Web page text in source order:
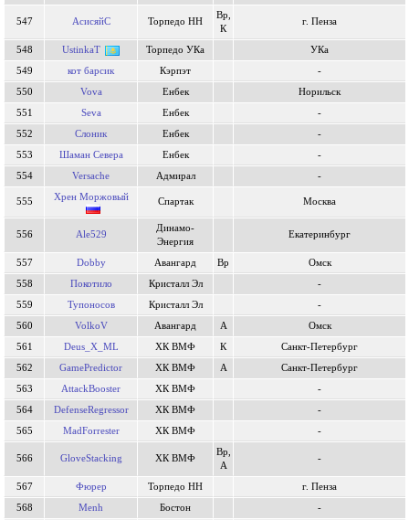
547 АсисяйC Торпедо НН
Вр,
К
г. Пенза
548 UstinkaT Торпедо УКа
УКа
549
кот барсик Кэрпэт
-
550
Vova Енбек
Норильск
551
Seva Енбек
-
552
Слoник Енбек
-
553
Шaман Севера Енбек
-
554
Versache Адмирал -
555 Хрен Моржовый Спартак Москва
556 Ale529
Динамо-
Энергия
Екатеринбург
557 Dobby Авангард Вр
Омск
558
Покотило Кристалл Эл
-
559
Тупоносов Кристалл Эл
-
560
VolkoV Авангард А
Омск
561
Deus_X_ML ХК ВМФ К
Санкт-Петербург
562
GamePredictor ХК ВМФ А
Санкт-Петербург
563
AttackBooster ХК ВМФ
-
564
DefenseRegressor ХК ВМФ
-
565
MadForrester ХК ВМФ -
566 GloveStacking ХК ВМФ
Вр,
А
-
567 Фюрер Торпедо НН
г. Пенза
568
Menh Бостон -